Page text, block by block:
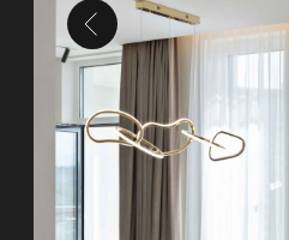
1 ЭТАП